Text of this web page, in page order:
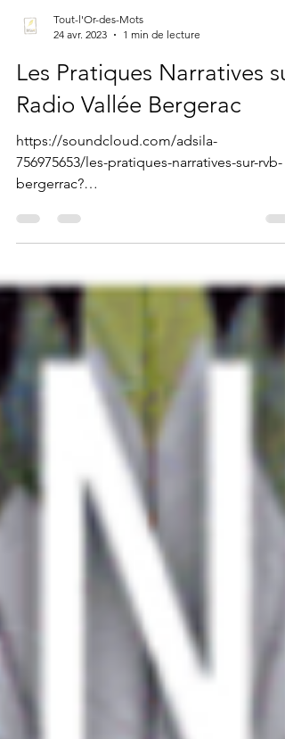
24 avr. 2023
1 min de lecture
Les Pratiques Narratives
Radio Vallée Bergerac
https://soundcloud.com/adsila-
756975653/les-pratiques-narratives-sur-rvb-
bergerrac?
si=2b01e2640c634b4181736914c7055dcb&ut